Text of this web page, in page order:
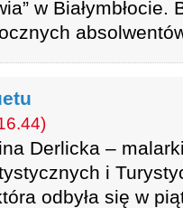
w Białymbłocie.
Derlicka –
i
odbyła się w